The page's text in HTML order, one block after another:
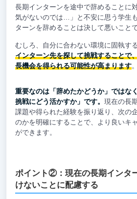
長期インターンを途中で辞めることに
気がないのでは…」と不安に思う学生
ターンを辞めることは決して悪いこと
むしろ、自分に合わない環境に固執する
インターン先を探して挑戦することで
長機会を得られる可能性が高まります。
重要なのは「辞めたかどうか」ではな
挑戦にどう活かすか」です。 現在の長
課題や得られた経験を振り返り、次の
のかを明確にすることで、より良いキ
ができます。
ポイント②：現在の長期インタ
けないことに配慮する